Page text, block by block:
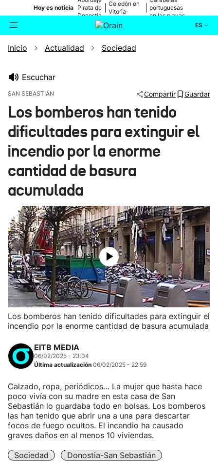
Hoy es noticia Pirata de
Donostia
Celedón en
Vitoria-
portuguesas
en las playas
ES
Buscador Actualidad
Ikusmiran
Eguraldia
Inicio Actualidad Sociedad
Escuchar
SAN SEBASTIÁN Compartir Guardar
Los bomberos han tenido
dificultades para extinguir el
incendio por la enorme
cantidad de basura
acumulada
Los bomberos han tenido dificultades para extinguir el
incendio por la enorme cantidad de basura acumulada
EITB MEDIA
06/02/2025 - 23:04
Última actualización 06/02/2025 - 22:59
Calzado, ropa, periódicos… La mujer que hasta hace
poco vivía con su madre en esta casa de San
Sebastián lo guardaba todo en bolsas. Los bomberos
las han tenido que abrir una a una para descartar
focos de fuego ocultos. El incendio ha causado
graves daños en al menos 10 viviendas.
Sociedad
Donostia-San Sebastián